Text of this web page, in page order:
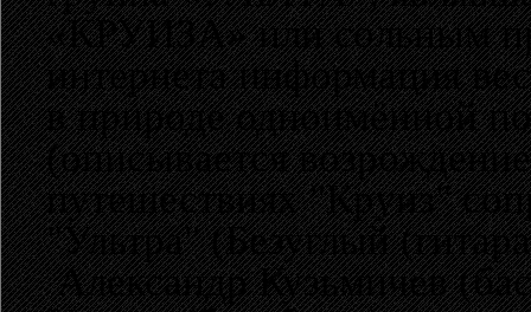
«КРУИЗА» или сольным
интернета информация
в природе одноимённой
(описывается
путешествиях "Круиз"
"Ультра" (Безуглый
Александр Кузьмичев